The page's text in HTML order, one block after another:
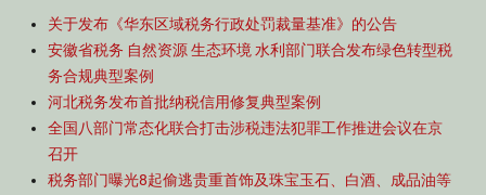
关于发布《华东区域税务行政处罚裁量基准》的公告
安徽省税务 自然资源 生态环境 水利部门联合发布绿色转型税
务合规典型案例
河北税务发布首批纳税信用修复典型案例
全国八部门常态化联合打击涉税违法犯罪工作推进会议在京
召开
税务部门曝光8起偷逃贵重首饰及珠宝玉石、白酒、成品油等